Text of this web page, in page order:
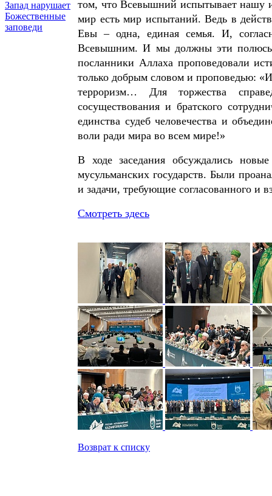
Запад нарушает
Божественные
заповеди
том, что Всевышний испытывает нашу
мир есть мир испытаний. Ведь в
Евы – одна, единая семья. И,
Всевышним. И мы должны эти полюсы
посланники Аллаха проповедовали
только добрым словом и проповедью:
терроризм… Для торжества
сосуществования и братского
единства судеб человечества и
воли ради мира во всем мире!»
В ходе заседания обсуждались
мусульманских государств. Были
и задачи, требующие согласованного и
Смотреть здесь
Возврат к списку